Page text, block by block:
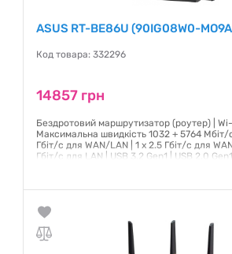
ASUS RT-BE86U (90IG08W0-
Код товара: 332296
14857 грн
Бездротовий маршрутизатор (роутeр) | Wi-
Максимальна швидкість 1032 + 5764 Мбіт/
Гбіт/с для WAN/LAN | 1 x 2.5 Гбіт/с для
Гбіт/с для LAN | USB 3.2 Gen1 | USB 2.0 Gen1
Гарантия:36 месяцев